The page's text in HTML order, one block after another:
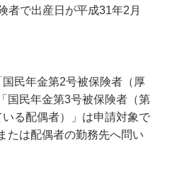
者で出産日が平成31年2月
国民年金第2号被保険者（厚
国民年金第3号被保険者（第
る配偶者）」は申請対象で
たは配偶者の勤務先へ問い